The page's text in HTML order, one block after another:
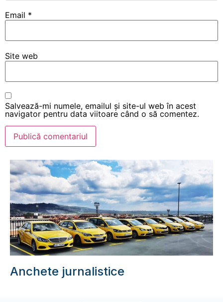
Email *
Site web
Salvează-mi numele, emailul și site-ul web în acest
navigator pentru data viitoare când o să comentez.
Anchete jurnalistice